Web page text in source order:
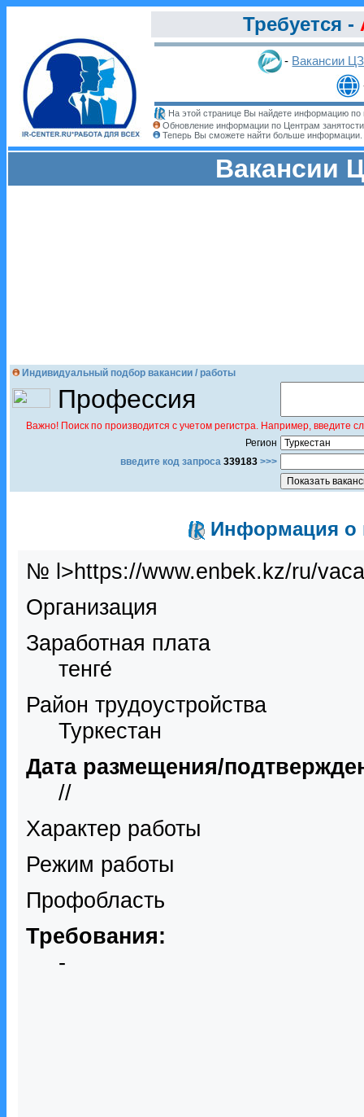
Требуется -
- Вакансии
На этой странице Вы найдете информацию по
Обновление информации по Центрам
Теперь Вы сможете найти больше информации.
Вакансии
Индивидуальный подбор вакансии / работы
Профессия
Важно! Поиск по производится с учетом регистра. Например,
Регион
введите код запроса 339183 >>>
Информация о
№ l>https://www.enbek.kz/ru/
Организация
Заработная плата
тенге́
Район трудоустройства
Туркестан
Дата размещения/
//
Характер работы
Режим работы
Профобласть
Требования:
-